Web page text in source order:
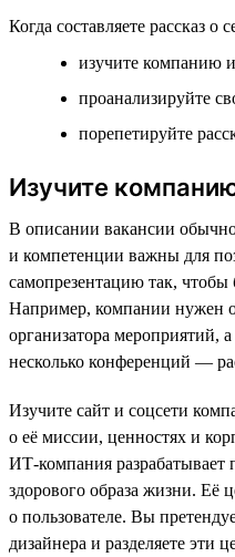
Когда составляете рассказ о
изучите компанию
проанализируйте
порепетируйте
Изучите
В описании вакансии
и компетенции важны для
самопрезентацию так,
Например, компании нужен
организатора мероприятий,
несколько конференций —
Изучите сайт и соцсети
о её миссии, ценностях и
ИТ-компания
здорового образа жизни. Её
о пользователе. Вы
дизайнера и разделяете эти